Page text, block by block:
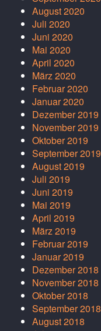
August 2020
Juli 2020
Juni 2020
Mai 2020
April 2020
März 2020
Februar 2020
Januar 2020
Dezember 2019
November 2019
Oktober 2019
September 2019
August 2019
Juli 2019
Juni 2019
Mai 2019
April 2019
März 2019
Februar 2019
Januar 2019
Dezember 2018
November 2018
Oktober 2018
September 2018
August 2018